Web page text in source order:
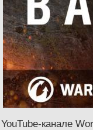
канале